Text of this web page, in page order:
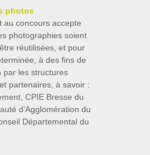
photos
au concours accepte
photographies soient
réutilisées, et pour
à des fins de
par les structures
partenaires, à savoir :
CPIE Bresse du
d’Agglomération du
Départemental du